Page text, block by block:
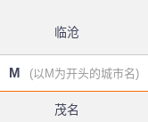
临沧
M (以M为开头的城市名)
茂名